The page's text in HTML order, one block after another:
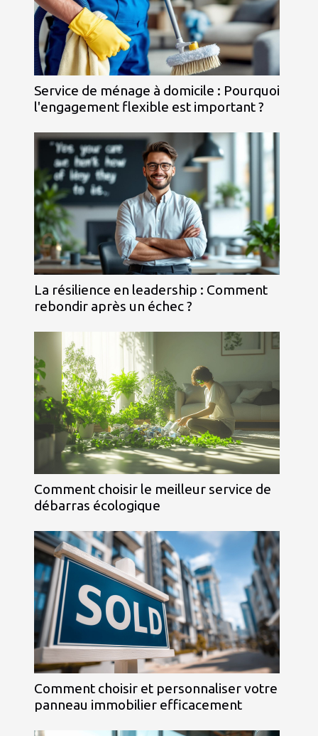
Service de ménage à domicile : Pourquoi
l'engagement flexible est important ?
La résilience en leadership : Comment
rebondir après un échec ?
Comment choisir le meilleur service de
débarras écologique
Comment choisir et personnaliser votre
panneau immobilier efficacement